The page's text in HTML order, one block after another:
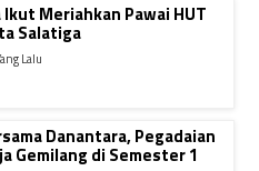
Ikut Meriahkan Pawai HUT
Salatiga
Lalu
Danantara, Pegadaian
Gemilang di Semester 1